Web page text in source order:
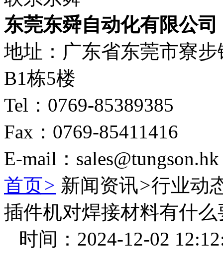
东莞东舜自动化有限公司
地址：广东省东莞市寮
B1栋5楼
Tel：0769-85389385
Fax：0769-85411416
E-mail：sales@tungson.hk
首页> 新闻资讯>行业动
插件机对焊接材料有什么
时间：2024-12-02